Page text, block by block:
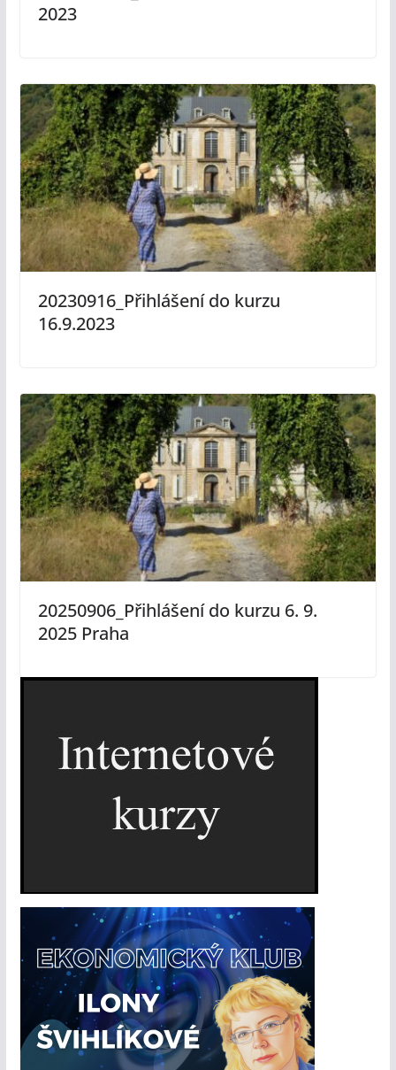
2023
20230916_Přihlášení do kurzu
16.9.2023
20250906_Přihlášení do kurzu 6. 9.
2025 Praha